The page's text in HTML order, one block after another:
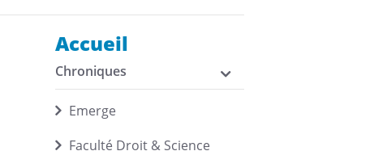
Accueil
Chroniques
Emerge
Faculté Droit & Science